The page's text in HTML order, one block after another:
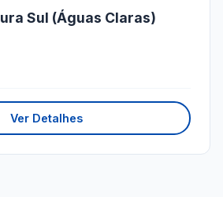
Sul (Águas Claras)
Ver Detalhes